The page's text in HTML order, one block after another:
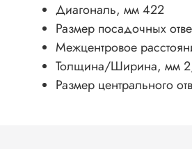
Диагональ, мм 422
Размер посадочных
Межцентровое
Толщина/Ширина, мм
Размер центрального